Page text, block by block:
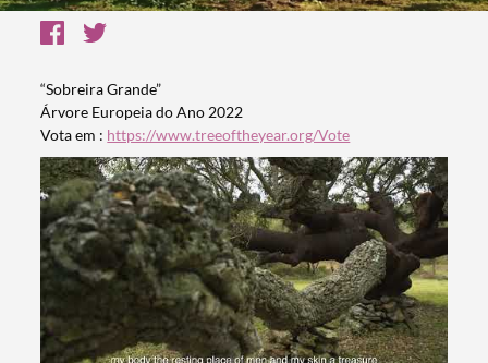
“Sobreira Grande”
Árvore Europeia do Ano 2022
Vota em : https://www.treeoftheyear.org/Vote